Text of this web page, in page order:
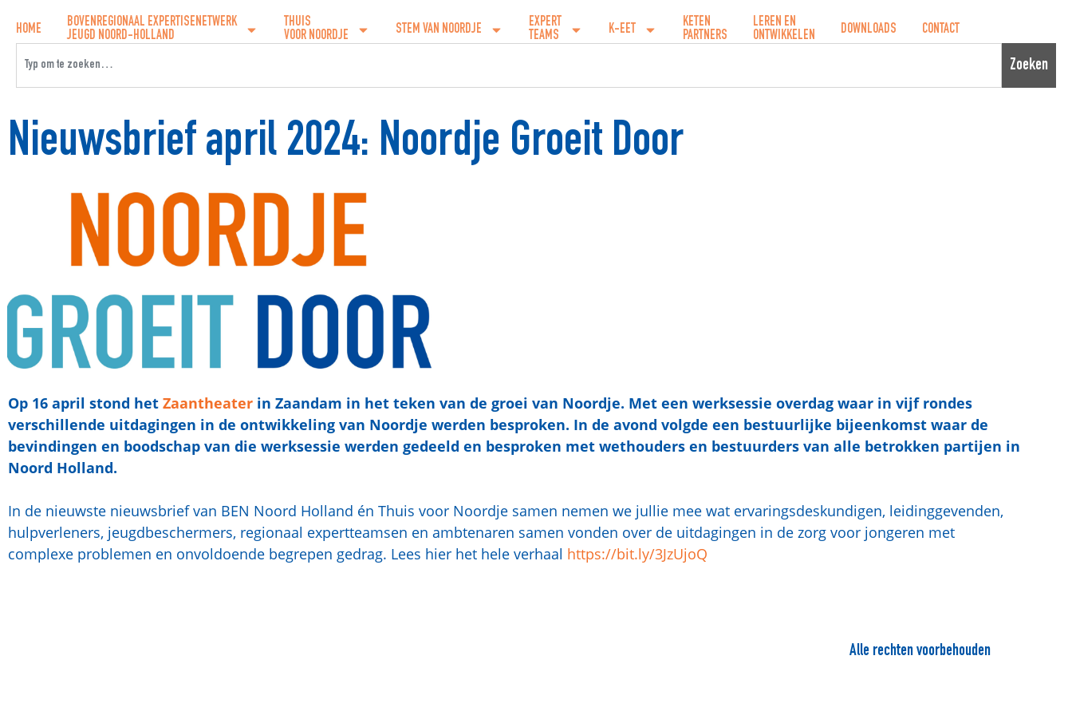
HOME
BOVENREGIONAAL EXPERTISENETWERK
JEUGD NOORD-HOLLAND
THUIS
VOOR NOORDJE
STEM VAN NOORDJE
EXPERT
TEAMS
K-EET
KETEN
PARTNERS
LEREN EN
ONTWIKKELEN
DOWNLOADS CONTACT
Zoeken
Nieuwsbrief april 2024: Noordje Groeit Door
Op 16 april stond het Zaantheater in Zaandam in het teken van de groei van Noordje. Met een werksessie overdag waar in vijf rondes
verschillende uitdagingen in de ontwikkeling van Noordje werden besproken. In de avond volgde een bestuurlijke bijeenkomst waar de
bevindingen en boodschap van die werksessie werden gedeeld en besproken met wethouders en bestuurders van alle betrokken partijen in
Noord Holland.
In de nieuwste nieuwsbrief van BEN Noord Holland én Thuis voor Noordje samen nemen we jullie mee wat ervaringsdeskundigen, leidinggevenden,
hulpverleners, jeugdbeschermers, regionaal expertteamsen en ambtenaren samen vonden over de uitdagingen in de zorg voor jongeren met
complexe problemen en onvoldoende begrepen gedrag. Lees hier het hele verhaal https://bit.ly/3JzUjoQ
Alle rechten voorbehouden